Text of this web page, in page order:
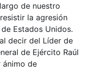
de nuestro
la agresión
Estados Unidos.
decir del Líder de
de Ejército Raúl
ánimo de